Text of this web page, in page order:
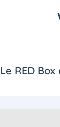
Le RED